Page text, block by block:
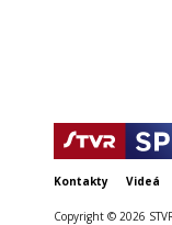
Kontakty Videá
Copyright © 2026